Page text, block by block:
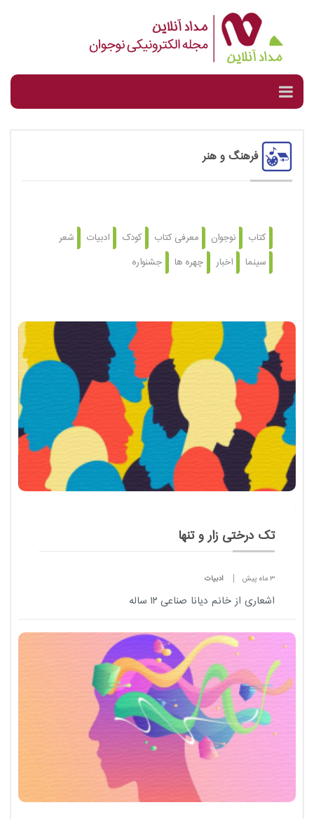
فرهنگ و هنر
کتاب نوجوان معرفی کتاب کودک ادبیات
شعر
سینما
اخبار چهره ها جشنواره
تک درختی زار و تنها
3 ماه پیش ادبیات
اشعاری از خانم دیانا صناعی ۱۲ ساله